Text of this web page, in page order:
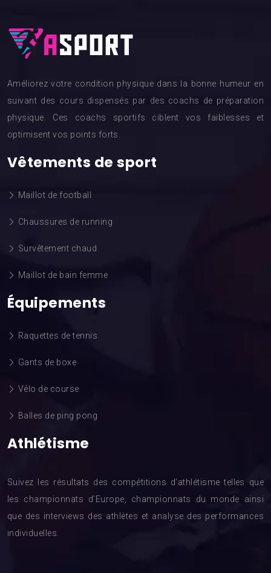
Améliorez votre condition physique dans la bonne humeur en
suivant des cours dispensés par des coachs de préparation
physique. Ces coachs sportifs ciblent vos faiblesses et
optimisent vos points forts.
Vêtements de sport
Maillot de football
Chaussures de running
Survêtement chaud
Maillot de bain femme
Équipements
Raquettes de tennis
Gants de boxe
Vélo de course
Balles de ping pong
Athlétisme
Suivez les résultats des compétitions d’athlétisme telles que
les championnats d’Europe, championnats du monde ainsi
que des interviews des athlètes et analyse des performances
individuelles.